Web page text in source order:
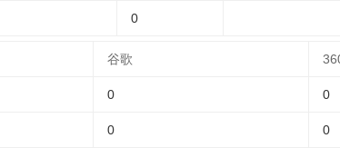
0
谷歌
0 0
0 0